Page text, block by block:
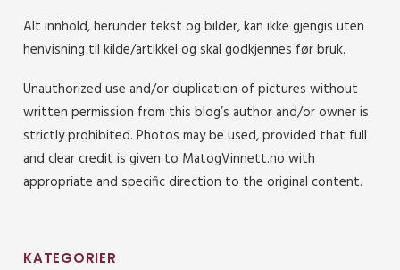
Alt innhold, herunder tekst og bilder, kan ikke gjengis uten
henvisning til kilde/artikkel og skal godkjennes før bruk.
Unauthorized use and/or duplication of pictures without
written permission from this blog’s author and/or owner is
strictly prohibited. Photos may be used, provided that full
and clear credit is given to MatogVinnett.no with
appropriate and specific direction to the original content.
KATEGORIER